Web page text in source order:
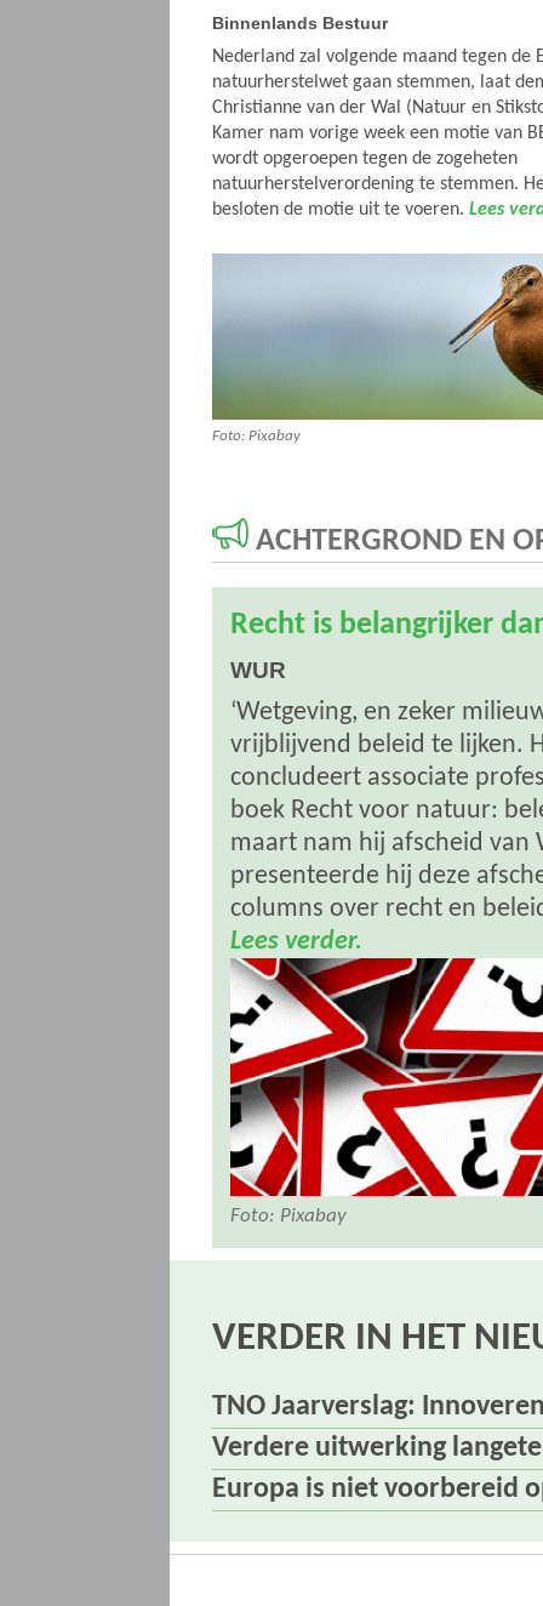
Binnenlands Bestuur
Nederland zal volgende maand tegen de
natuurherstelwet gaan stemmen, laat
Christianne van der Wal (Natuur en
Kamer nam vorige week een motie van
wordt opgeroepen tegen de zogeheten
natuurherstelverordening te stemmen.
besloten de motie uit te voeren. Lees
Foto: Pixabay
ACHTERGROND EN
Recht is belangrijker
WUR
‘Wetgeving, en zeker
vrijblijvend beleid te lijken.
concludeert associate
boek Recht voor natuur:
maart nam hij afscheid van
presenteerde hij deze
columns over recht en
Lees verder.
Foto: Pixabay
VERDER IN HET
TNO Jaarverslag:
Verdere uitwerking
Europa is niet voorbereid